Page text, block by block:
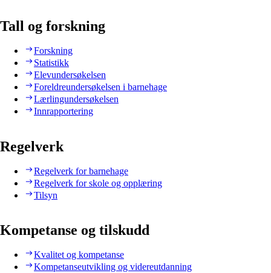
Tall og forskning
Forskning
Statistikk
Elevundersøkelsen
Foreldreundersøkelsen i barnehage
Lærlingundersøkelsen
Innrapportering
Regelverk
Regelverk for barnehage
Regelverk for skole og opplæring
Tilsyn
Kompetanse og tilskudd
Kvalitet og kompetanse
Kompetanseutvikling og videreutdanning